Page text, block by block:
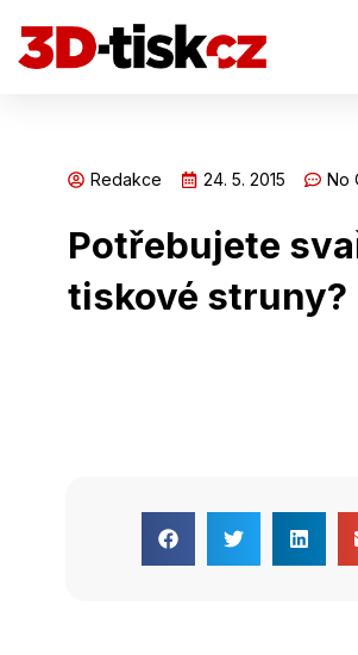
na
Redakce 24. 5. 2015 No
Potřebujete
tiskové struny?